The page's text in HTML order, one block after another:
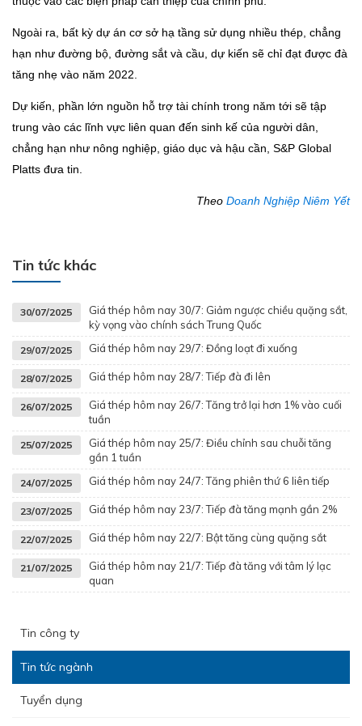
Ngoài ra, bất kỳ dự án cơ sở hạ tầng sử dụng nhiều thép, chẳng
hạn như đường bộ, đường sắt và cầu, dự kiến sẽ chỉ đạt được đà
tăng nhẹ vào năm 2022.
Dự kiến, phần lớn nguồn hỗ trợ tài chính trong năm tới sẽ tập
trung vào các lĩnh vực liên quan đến sinh kế của người dân,
chẳng hạn như nông nghiệp, giáo dục và hậu cần, S&P Global
Platts đưa tin.
Theo Doanh Nghiệp Niêm Yết
Tin tức khác
30/07/2025
Giá thép hôm nay 30/7: Giảm ngược chiều quặng sắt,
kỳ vọng vào chính sách Trung Quốc
29/07/2025 Giá thép hôm nay 29/7: Đồng loạt đi xuống
28/07/2025 Giá thép hôm nay 28/7: Tiếp đà đi lên
26/07/2025
Giá thép hôm nay 26/7: Tăng trở lại hơn 1% vào cuối
tuần
25/07/2025
Giá thép hôm nay 25/7: Điều chỉnh sau chuỗi tăng
gần 1 tuần
24/07/2025 Giá thép hôm nay 24/7: Tăng phiên thứ 6 liên tiếp
23/07/2025 Giá thép hôm nay 23/7: Tiếp đà tăng mạnh gần 2%
22/07/2025 Giá thép hôm nay 22/7: Bật tăng cùng quặng sắt
21/07/2025
Giá thép hôm nay 21/7: Tiếp đà tăng với tâm lý lạc
quan
Tin công ty
Tin tức ngành
Tuyển dụng